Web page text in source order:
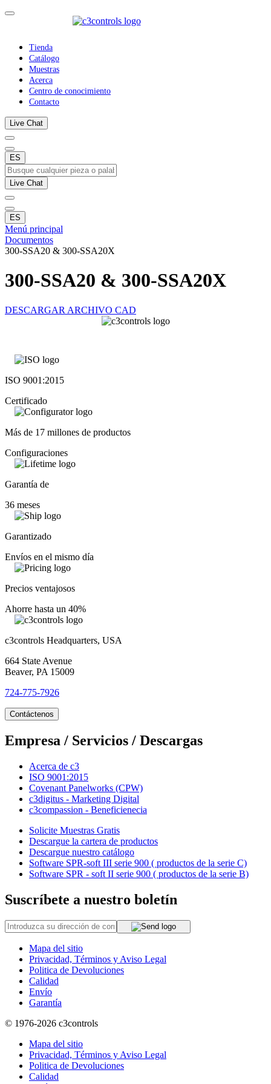
Tienda
Catálogo
Muestras
Acerca
Centro de conocimiento
Contacto
Live Chat
ES
Live Chat
ES
Menú principal
Documentos
300-SSA20 & 300-SSA20X
300-SSA20 & 300-SSA20X
DESCARGAR ARCHIVO CAD
ISO 9001:2015
Certificado
Más de 17 millones de productos
Configuraciones
Garantía de
36 meses
Garantizado
Envíos en el mismo día
Precios ventajosos
Ahorre hasta un 40%
c3controls Headquarters, USA
664 State Avenue
Beaver, PA 15009
724-775-7926
Contáctenos
Empresa / Servicios / Descargas
Acerca de c3
ISO 9001:2015
Covenant Panelworks (CPW)
c3digitus - Marketing Digital
c3compassion - Beneficienecia
Solicite Muestras Gratis
Descargue la cartera de productos
Descargue nuestro catálogo
Software SPR-soft III serie 900 ( productos de la serie C)
Software SPR - soft II serie 900 ( productos de la serie B)
Suscríbete a nuestro boletín
Mapa del sitio
Privacidad, Términos y Aviso Legal
Politica de Devoluciones
Calidad
Envío
Garantía
© 1976-2026 c3controls
Mapa del sitio
Privacidad, Términos y Aviso Legal
Politica de Devoluciones
Calidad